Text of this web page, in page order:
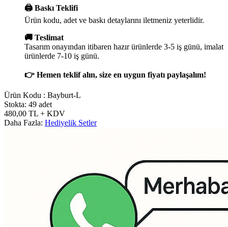
🖨️ Baskı Teklifi
Ürün kodu, adet ve baskı detaylarını iletmeniz yeterlidir.
🚚 Teslimat
Tasarım onayından itibaren hazır ürünlerde 3-5 iş günü, imalat
ürünlerde 7-10 iş günü.
👉 Hemen teklif alın, size en uygun fiyatı paylaşalım!
Ürün Kodu : Bayburt-L
Stokta: 49 adet
480,00 TL + KDV
Daha Fazla: Hediyelik Setler